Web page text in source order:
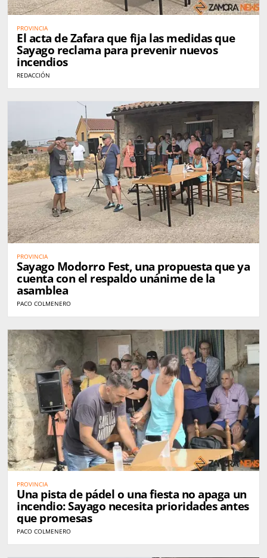
PROVINCIA
El acta de Zafara que fija las medidas que
Sayago reclama para prevenir nuevos
incendios
REDACCIÓN
PROVINCIA
Sayago Modorro Fest, una propuesta que ya
cuenta con el respaldo unánime de la
asamblea
PACO COLMENERO
PROVINCIA
Una pista de pádel o una fiesta no apaga un
incendio: Sayago necesita prioridades antes
que promesas
PACO COLMENERO